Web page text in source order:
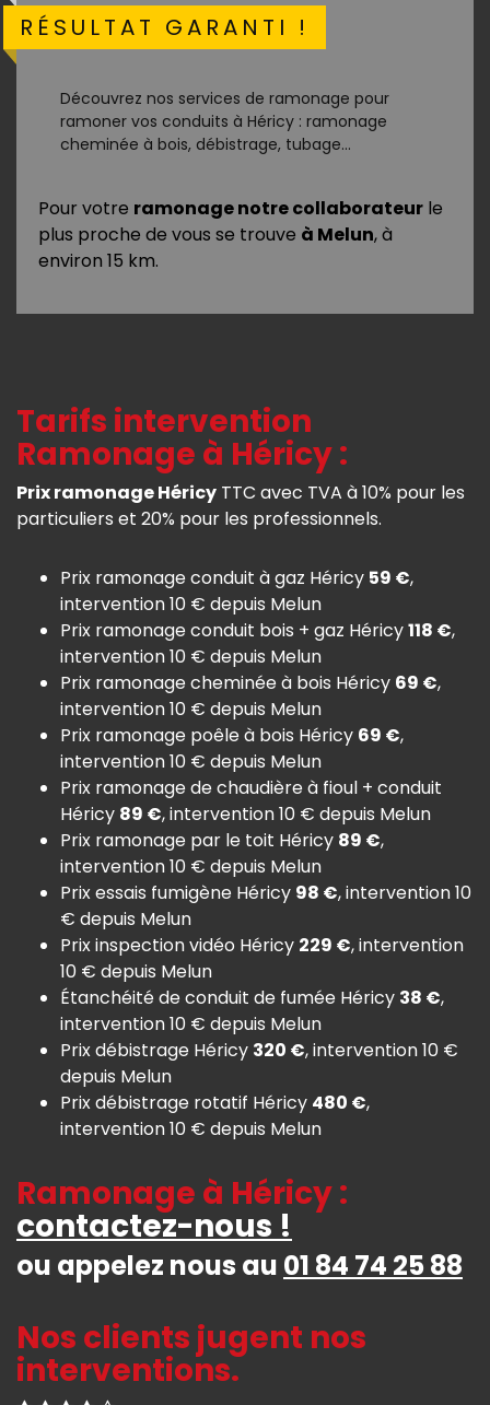
RÉSULTAT GARANTI !
Découvrez nos services de ramonage pour
ramoner vos conduits à Héricy : ramonage
cheminée à bois, débistrage, tubage...
Pour votre ramonage notre collaborateur le
plus proche de vous se trouve à Melun, à
environ 15 km.
Tarifs intervention
Ramonage à Héricy :
Prix ramonage Héricy TTC avec TVA à 10% pour les
particuliers et 20% pour les professionnels.
Prix ramonage conduit à gaz Héricy 59 €,
intervention 10 € depuis Melun
Prix ramonage conduit bois + gaz Héricy118 €,
intervention 10 € depuis Melun
Prix ramonage cheminée à bois Héricy 69 €,
intervention 10 € depuis Melun
Prix ramonage poêle à bois Héricy 69 €,
intervention 10 € depuis Melun
Prix ramonage de chaudière à fioul + conduit
Héricy 89 €, intervention 10 € depuis Melun
Prix ramonage par le toit Héricy 89 €,
intervention 10 € depuis Melun
Prix essais fumigène Héricy 98 €, intervention 10
€ depuis Melun
Prix inspection vidéo Héricy 229 €, intervention
10 € depuis Melun
Étanchéité de conduit de fumée Héricy 38 €,
intervention 10 € depuis Melun
Prix débistrage Héricy 320 €, intervention 10 €
depuis Melun
Prix débistrage rotatif Héricy 480 €,
intervention 10 € depuis Melun
Ramonage à Héricy :
contactez-nous !
ou appelez nous au 01 84 74 25 88
Nos clients jugent nos
interventions.